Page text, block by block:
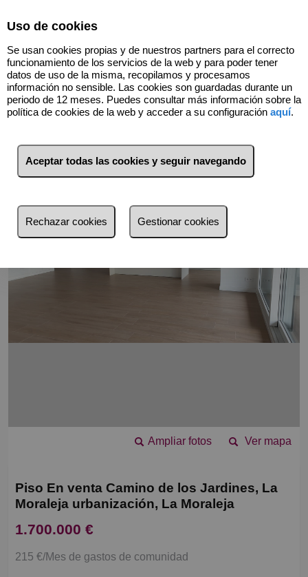
Volver
Ver mapa
Ampliar fotos
Piso En venta Camino de los Jardines, La
Moraleja urbanización, La Moraleja
1.700.000 €
215 €/Mes de gastos de comunidad
Uso de cookies
Se usan cookies propias y de nuestros partners para el correcto
funcionamiento de los servicios de la web y para poder tener
datos de uso de la misma, recopilamos y procesamos
información no sensible. Las cookies son guardadas durante un
periodo de 12 meses. Puedes consultar más información sobre la
política de cookies de la web y acceder a su configuración aquí.
Aceptar todas las cookies y seguir navegando
Rechazar cookies Gestionar cookies